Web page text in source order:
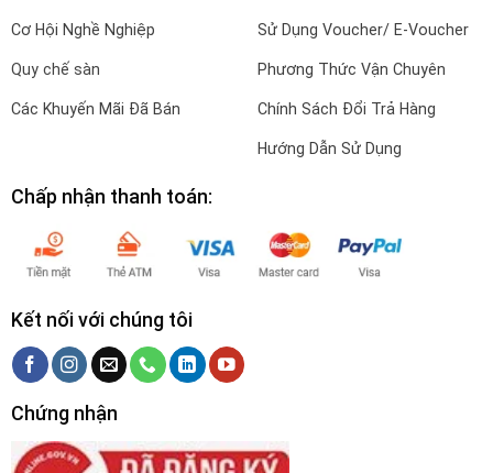
Cơ Hội Nghề Nghiệp
Quy chế sàn
Các Khuyến Mãi Đã Bán
Sử Dụng Voucher/ E-Voucher
Phương Thức Vận Chuyên
Chính Sách Đổi Trả Hàng
Hướng Dẫn Sử Dụng
Chấp nhận thanh toán:
Kết nối với chúng tôi
Chứng nhận